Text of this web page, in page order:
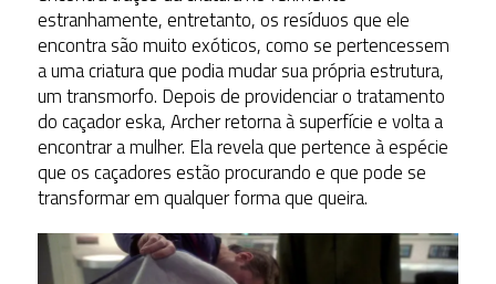
estranhamente, entretanto, os resíduos que ele
encontra são muito exóticos, como se pertencessem
a uma criatura que podia mudar sua própria estrutura,
um transmorfo. Depois de providenciar o tratamento
do caçador eska, Archer retorna à superfície e volta a
encontrar a mulher. Ela revela que pertence à espécie
que os caçadores estão procurando e que pode se
transformar em qualquer forma que queira.